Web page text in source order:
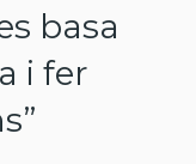
basa
i fer